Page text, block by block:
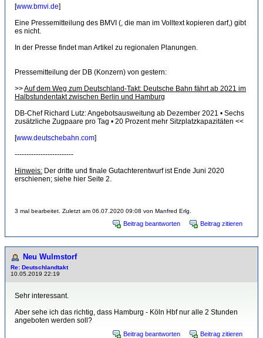
[www.bmvi.de]
Eine Pressemitteilung des BMVI (, die man im Volltext kopieren darf,) gibt
es nicht.
In der Presse findet man Artikel zu regionalen Planungen.
Pressemitteilung der DB (Konzern) von gestern:
>>Auf dem Weg zum Deutschland-Takt: Deutsche Bahn fährt ab 2021 im
Halbstundentakt zwischen Berlin und Hamburg
DB-Chef Richard Lutz: Angebotsausweitung ab Dezember 2021 • Sechs
zusätzliche Zugpaare pro Tag • 20 Prozent mehr Sitzplatzkapazitäten <<
[www.deutschebahn.com]
-------------------------
Hinweis: Der dritte und finale Gutachterentwurf ist Ende Juni 2020
erschienen; siehe hier Seite 2.
3 mal bearbeitet. Zuletzt am 06.07.2020 09:08 von Manfred Erlg.
Beitrag beantworten Beitrag zitieren
Neu Wulmstorf
Re: Deutschlandtakt
10.05.2019 22:19
Sehr interessant.
Aber sehe ich das richtig, dass Hamburg - Köln Hbf nur alle 2 Stunden
angeboten werden soll?
Beitrag beantworten Beitrag zitieren